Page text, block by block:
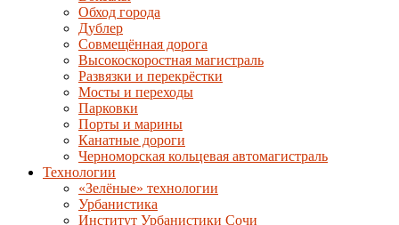
Обход города
Дублер
Совмещённая дорога
Высокоскоростная магистраль
Развязки и перекрёстки
Мосты и переходы
Парковки
Порты и марины
Канатные дороги
Черноморская кольцевая автомагистраль
Технологии
«Зелёные» технологии
Урбанистика
Институт Урбанистики Сочи